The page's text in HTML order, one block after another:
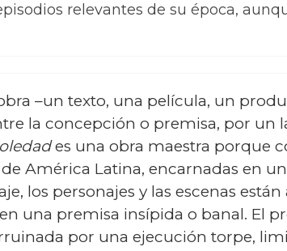
relevantes de su época,
–un texto, una película, un
la concepción o premisa, por un
es una obra maestra porque
América Latina, encarnadas en
los personajes y las escenas
una premisa insípida o banal. El
por una ejecución torpe,